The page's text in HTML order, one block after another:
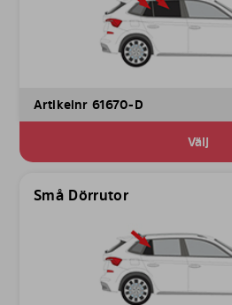
Artikelnr 61670-D
Välj
Små Dörrutor